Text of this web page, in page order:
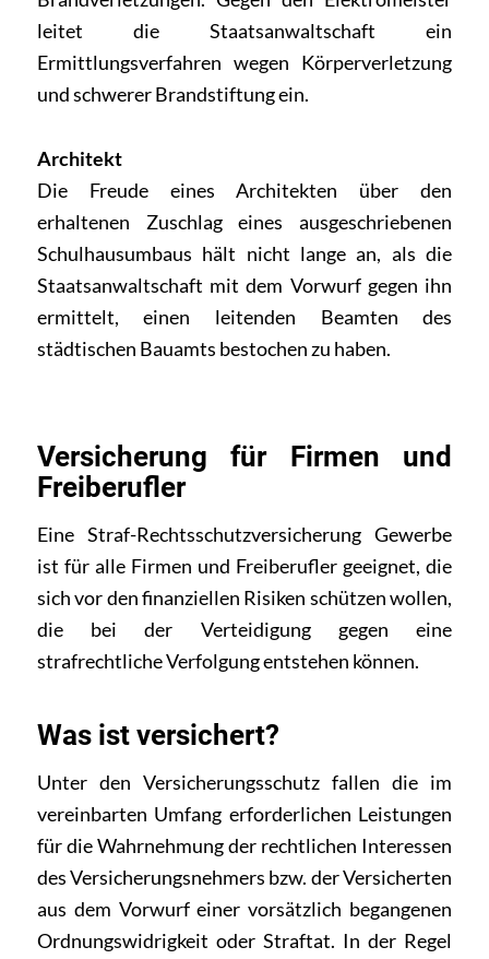
leitet die Staatsanwaltschaft ein
Ermittlungsverfahren wegen Körperverletzung
und schwerer Brandstiftung ein.
Architekt
Die Freude eines Architekten über den
erhaltenen Zuschlag eines ausgeschriebenen
Schulhausumbaus hält nicht lange an, als die
Staatsanwaltschaft mit dem Vorwurf gegen ihn
ermittelt, einen leitenden Beamten des
städtischen Bauamts bestochen zu haben.
Versicherung für Firmen und
Freiberufler
Eine Straf-Rechtsschutzversicherung Gewerbe
ist für alle Firmen und Freiberufler geeignet, die
sich vor den finanziellen Risiken schützen wollen,
die bei der Verteidigung gegen eine
strafrechtliche Verfolgung entstehen können.
Was ist versichert?
Unter den Versicherungsschutz fallen die im
vereinbarten Umfang erforderlichen Leistungen
für die Wahrnehmung der rechtlichen Interessen
des Versicherungsnehmers bzw. der Versicherten
aus dem Vorwurf einer vorsätzlich begangenen
Ordnungswidrigkeit oder Straftat. In der Regel